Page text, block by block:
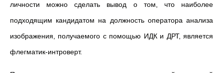
личности можно сделать вывод о том, что наиболее
подходящим кандидатом на должность оператора анализа
изображения, получаемого с помощью ИДК и ДРТ, является
флегматик-интроверт.